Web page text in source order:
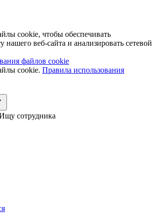
cookie, чтобы обеспечивать
нашего веб-сайта и анализировать сетевой
файлов cookie
cookie. Правила использования
сотрудника